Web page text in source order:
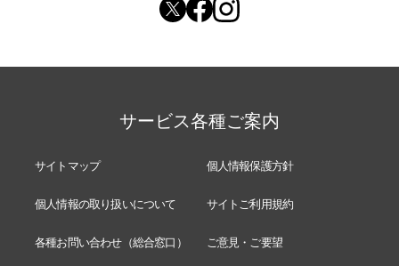
サービス各種ご案内
サイトマップ 個人情報保護方針
個人情報の取り扱いについて サイトご利用規約
各種お問い合わせ（総合窓口） ご意見・ご要望